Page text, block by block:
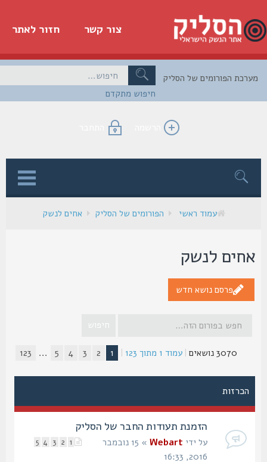
חזור לאתר צור קשר
חיפוש מתקדם
הפורומים של הסליק
הרשמה התחבר
עמוד ראשי הפורומים של הסליק אחים לנשק
לנשק
פרסם נושא חדש
3070 נושאים |עמוד1מתוך123
|
1
5
...
123
הכרזות
הזמנת תעודות החבר של הסליק
2
3
4
5 על ידיWebart
» 15 נובמבר